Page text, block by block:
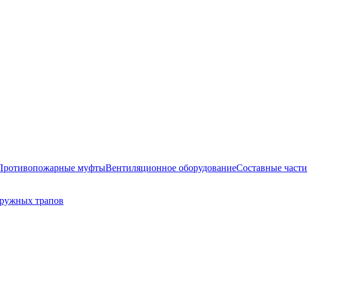
муфтыВентиляционное оборудованиеСоставные части
трапов